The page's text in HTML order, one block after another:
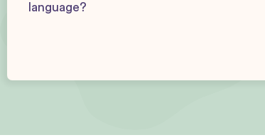
language?